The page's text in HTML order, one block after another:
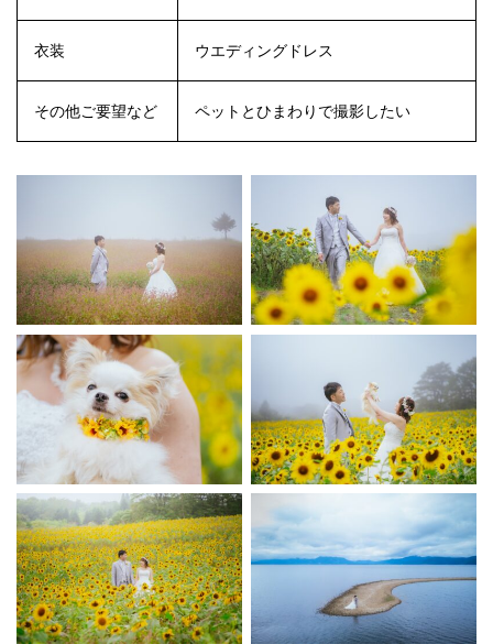
衣装 ウエディングドレス
その他ご要望など ペットとひまわりで撮影したい